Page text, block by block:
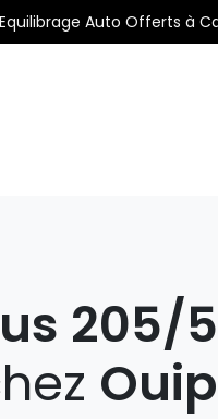
Auto Offerts à
205/